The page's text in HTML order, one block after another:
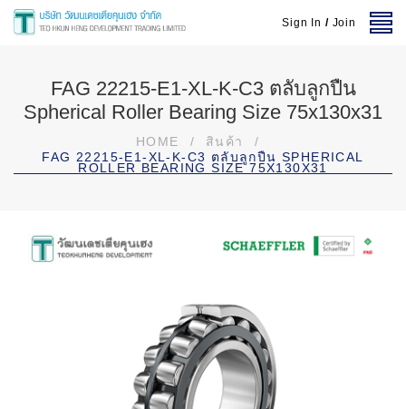
Sign In / Join
FAG 22215-E1-XL-K-C3 ตลับลูกปืน
Spherical Roller Bearing Size 75x130x31
HOME / สินค้า
/
FAG 22215-E1-XL-K-C3 ตลับลูกปืน SPHERICAL
ROLLER BEARING SIZE 75X130X31